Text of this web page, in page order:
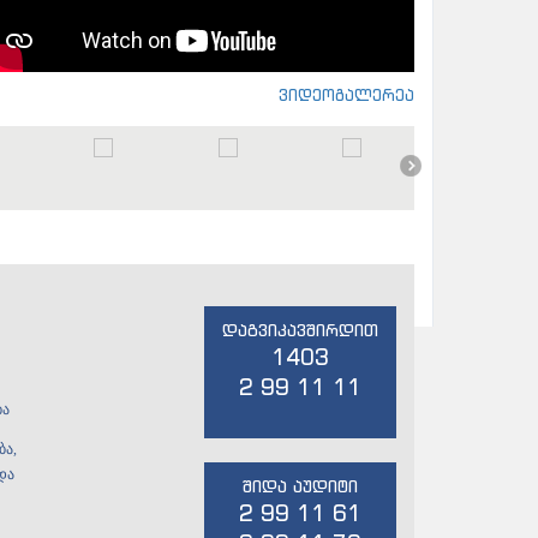
ვიდეოგალერეა
დაგვიკავშირდით
1403
2 99 11 11
შიდა აუდიტი
2 99 11 61